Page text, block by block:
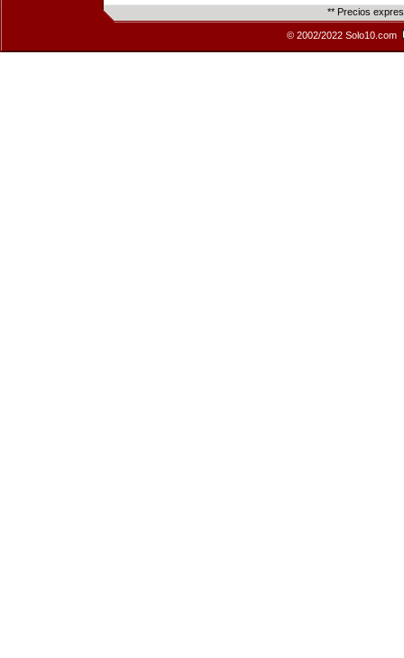
** Precios
© 2002/2022 Solo10.com